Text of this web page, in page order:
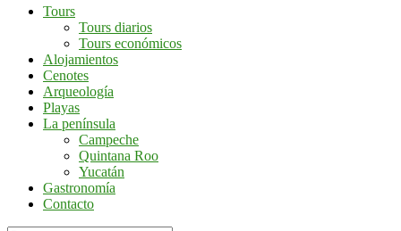
Mochileros
Yucatán
Yucatán
Tours
Tours diarios
Tours económicos
Alojamientos
Cenotes
Arqueología
Playas
La península
Campeche
Quintana Roo
Yucatán
Gastronomía
Contacto